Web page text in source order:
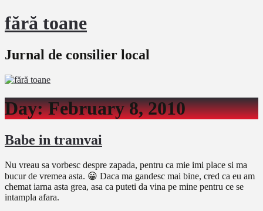
fără toane
Jurnal de consilier local
Day:February 8, 2010
Babe in tramvai
Nu vreau sa vorbesc despre zapada, pentru ca mie imi place si ma
bucur de vremea asta. 😀 Daca ma gandesc mai bine, cred ca eu am
chemat iarna asta grea, asa ca puteti da vina pe mine pentru ce se
intampla afara.